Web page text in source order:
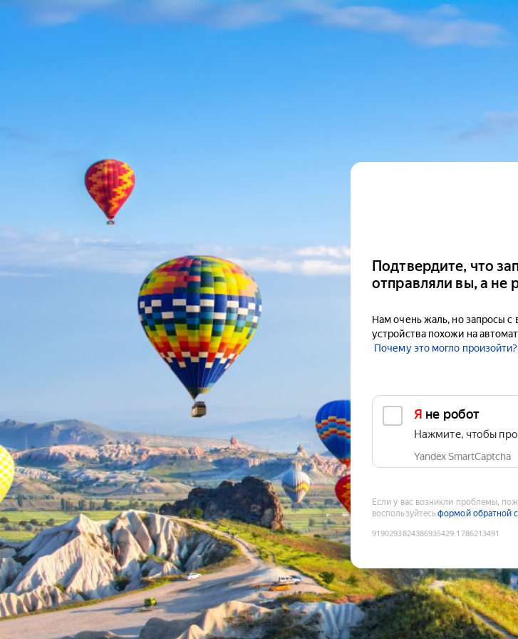
Подтвердите, что
отправляли вы, а не
Нам очень жаль, но запросы с
устройства похожи на
Почему это могло произойти?
Я не робот
Нажмите, чтобы
Yandex SmartCaptcha
Если у вас возникли проблемы,
воспользуйтесьформой обратной
9190293824386935429:1786213491